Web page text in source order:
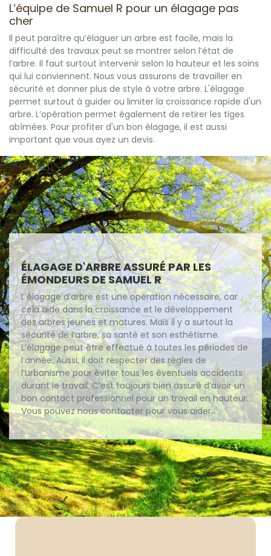
L’équipe de Samuel R pour un élagage pas
cher
Il peut paraître qu’élaguer un arbre est facile, mais la
difficulté des travaux peut se montrer selon l’état de
l’arbre. Il faut surtout intervenir selon la hauteur et les soins
qui lui conviennent. Nous vous assurons de travailler en
sécurité et donner plus de style à votre arbre. L'élagage
permet surtout à guider ou limiter la croissance rapide d'un
arbre. L’opération permet également de retirer les tiges
abîmées. Pour profiter d'un bon élagage, il est aussi
important que vous ayez un devis.
ÉLAGAGE D'ARBRE ASSURÉ PAR LES
ÉMONDEURS DE SAMUEL R
L’élagage d’arbre est une opération nécessaire, car
cela aide dans la croissance et le développement
des arbres jeunes et matures. Mais il y a surtout la
sécurité de l’arbre, sa santé et son esthétisme.
L’élagage peut être effectué à toutes les périodes de
l’année. Aussi, il doit respecter des règles de
l’urbanisme pour éviter tous les éventuels accidents
durant le travail. C’est toujours bien assuré d’avoir un
bon contact professionnel pour un travail en hauteur.
Vous pouvez nous contacter pour vous aider.